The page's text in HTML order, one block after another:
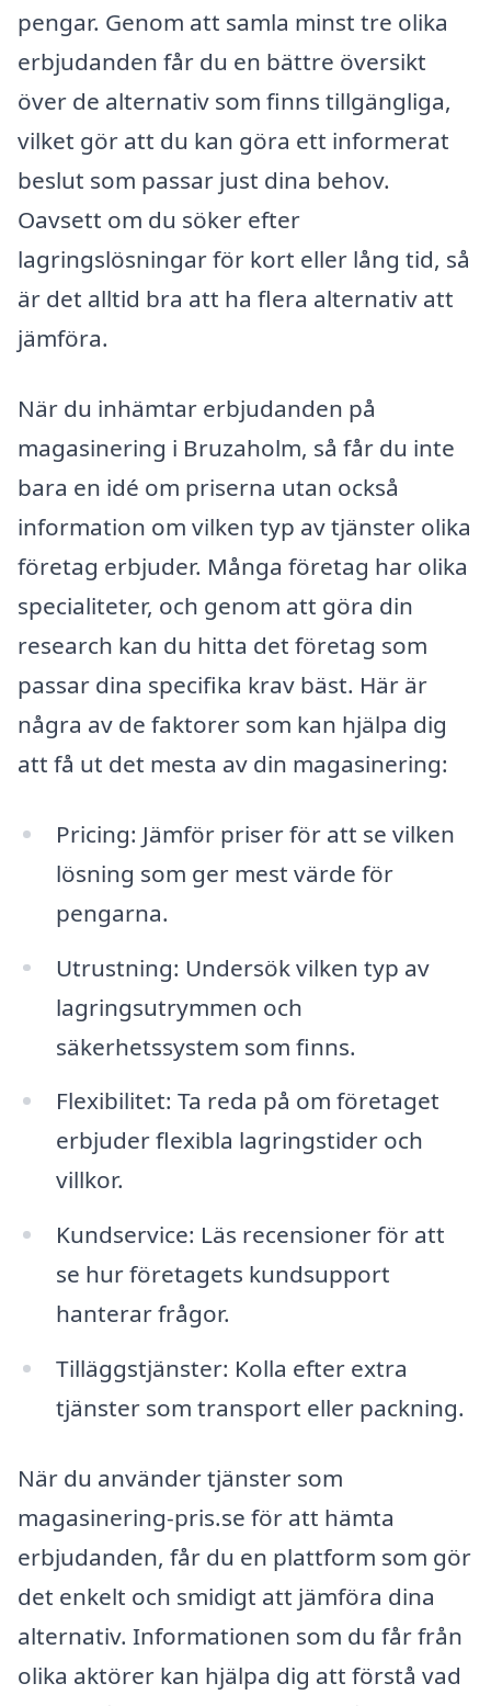
pengar. Genom att samla minst tre olika
erbjudanden får du en bättre översikt
över de alternativ som finns tillgängliga,
vilket gör att du kan göra ett informerat
beslut som passar just dina behov.
Oavsett om du söker efter
lagringslösningar för kort eller lång tid, så
är det alltid bra att ha flera alternativ att
jämföra.
När du inhämtar erbjudanden på
magasinering i Bruzaholm, så får du inte
bara en idé om priserna utan också
information om vilken typ av tjänster olika
företag erbjuder. Många företag har olika
specialiteter, och genom att göra din
research kan du hitta det företag som
passar dina specifika krav bäst. Här är
några av de faktorer som kan hjälpa dig
att få ut det mesta av din magasinering:
Pricing: Jämför priser för att se vilken
lösning som ger mest värde för
pengarna.
Utrustning: Undersök vilken typ av
lagringsutrymmen och
säkerhetssystem som finns.
Flexibilitet: Ta reda på om företaget
erbjuder flexibla lagringstider och
villkor.
Kundservice: Läs recensioner för att
se hur företagets kundsupport
hanterar frågor.
Tilläggstjänster: Kolla efter extra
tjänster som transport eller packning.
När du använder tjänster som
magasinering-pris.se för att hämta
erbjudanden, får du en plattform som gör
det enkelt och smidigt att jämföra dina
alternativ. Informationen som du får från
olika aktörer kan hjälpa dig att förstå vad